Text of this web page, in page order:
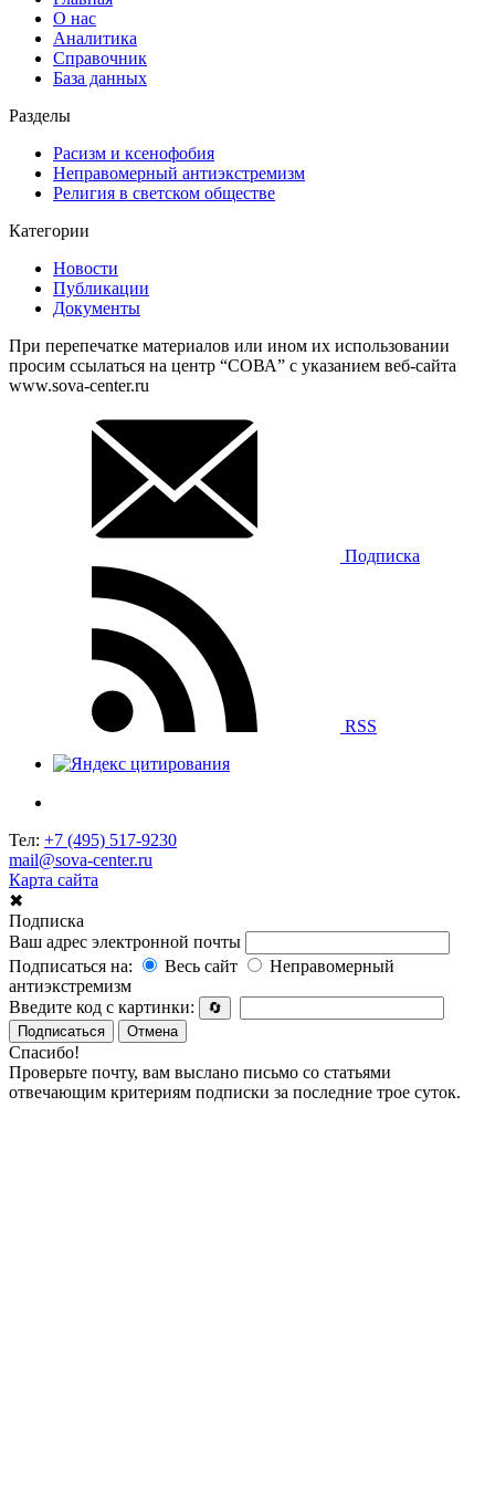
О нас
Аналитика
Справочник
База данных
Разделы
Расизм и ксенофобия
Неправомерный антиэкстремизм
Религия в светском обществе
Категории
Новости
Публикации
Документы
При перепечатке материалов или ином их использовании
просим ссылаться на центр “СОВА” с указанием веб-сайта
www.sova-center.ru
Подписка
RSS
Тел: +7 (495) 517-9230
mail@sova-center.ru
Карта сайта
✖
Подписка
Ваш адрес электронной почты
Подписаться на:
Весь сайт
Неправомерный
антиэкстремизм
Введите код с картинки:
🔄
Подписаться
Отмена
Спасибо!
Проверьте почту, вам выслано письмо со статьями
отвечающим критериям подписки за последние трое суток.